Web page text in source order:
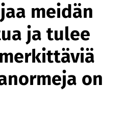
meidän
ja tulee
on